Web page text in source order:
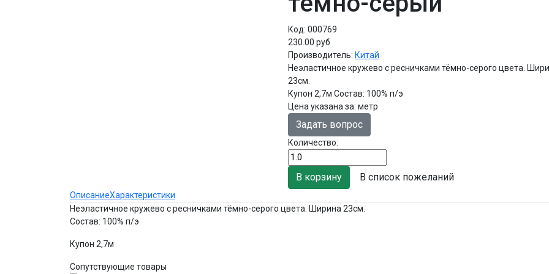
Код:000769
230.00 руб
Производитель:Китай
Неэластичное кружево с ресничками тёмно-серого цвета.
23см.
Купон 2,7м Состав: 100% п/э
Цена указана за:метр
Задать вопрос
Количество:
В список пожеланий
ОписаниеХарактеристики
Неэластичное кружево с ресничками тёмно-серого цвета. Ширина 23см.
Состав: 100% п/э
Купон 2,7м
Сопутствующие товары